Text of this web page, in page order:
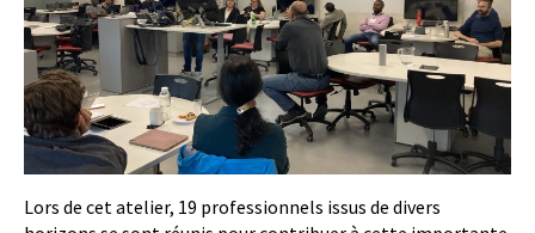
Lors de cet atelier, 19 professionnels issus de divers